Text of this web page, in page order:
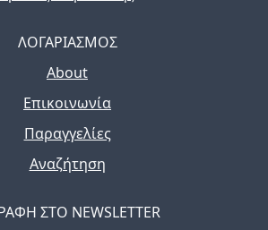
ΛΟΓΑΡΙΑΣΜΟΣ
About
Επικοινωνία
Παραγγελίες
Αναζήτηση
ΣΤΟ NEWSLETTER